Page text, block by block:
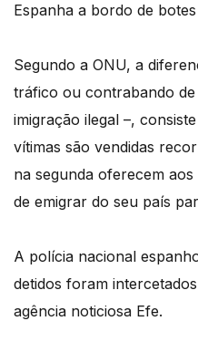
Espanha a bordo de
Segundo a ONU, a
tráfico ou contrabando de
imigração ilegal –,
vítimas são vendidas
na segunda oferecem
de emigrar do seu país
A polícia nacional
detidos foram
agência noticiosa Efe.